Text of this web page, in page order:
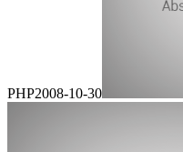
PHP2008-10-30